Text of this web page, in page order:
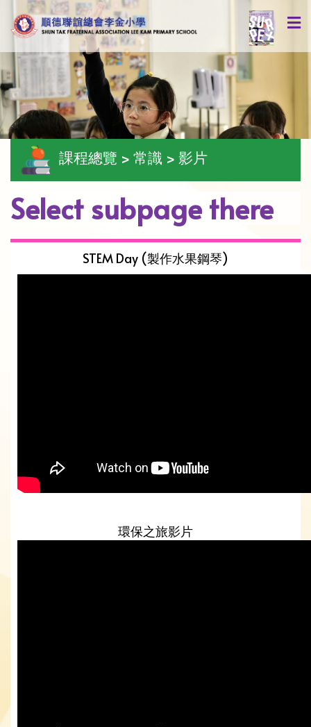
課程總覽 > 常識 > 影片
Select subpage there
STEM Day (製作水果鋼琴)
環保之旅影片